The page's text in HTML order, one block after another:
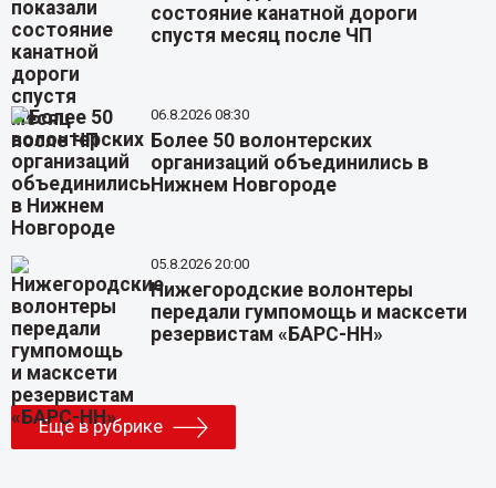
состояние канатной дороги
спустя месяц после ЧП
06.8.2026 08:30
Более 50 волонтерских
организаций объединились в
Нижнем Новгороде
05.8.2026 20:00
Нижегородские волонтеры
передали гумпомощь и масксети
резервистам «БАРС-НН»
Еще в рубрике